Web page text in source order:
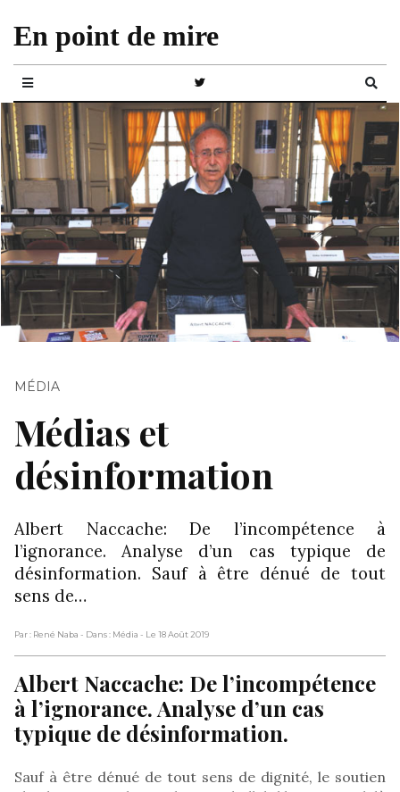
En point de mire
MÉDIA
Médias et
désinformation
Albert Naccache: De l’incompétence à
l’ignorance. Analyse d’un cas typique de
désinformation. Sauf à être dénué de tout
sens de…
Par : René Naba - Dans : Média - Le 18 Août 2019
Albert Naccache: De l’incompétence
à l’ignorance. Analyse d’un cas
typique de désinformation.
Sauf à être dénué de tout sens de dignité, le soutien